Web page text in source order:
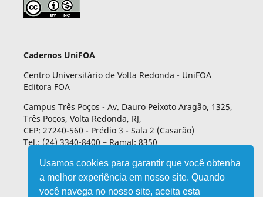
Usamos cookies para garantir que você obtenha
a melhor experiência em nosso site. Quando
você navega no nosso site, aceita esta
Cadernos UniFOA
Centro Universitário de Volta Redonda - UniFOA
Editora FOA
Campus Três Poços - Av. Dauro Peixoto Aragão, 1325,
Três Poços, Volta Redonda, RJ,
CEP: 27240-560 - Prédio 3 - Sala 2 (Casarão)
Tel.: (24) 3340-8400 – Ramal: 8350